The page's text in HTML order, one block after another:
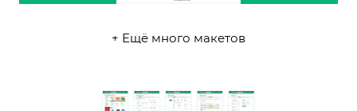
+ Ещё много макетов